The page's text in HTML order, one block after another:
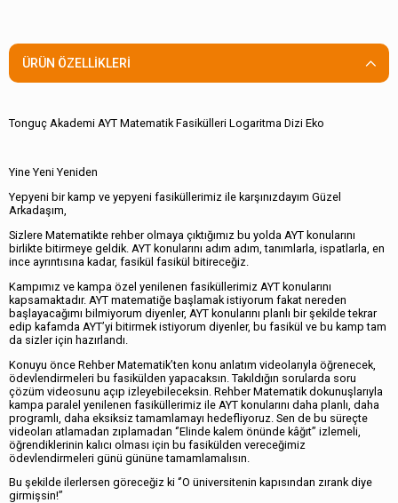
ÜRÜN ÖZELLIKLERI
Tonguç Akademi AYT Matematik Fasikülleri Logaritma Dizi Eko
Yine Yeni Yeniden
Yepyeni bir kamp ve yepyeni fasiküllerimiz ile karşınızdayım Güzel
Arkadaşım,
Sizlere Matematikte rehber olmaya çıktığımız bu yolda AYT konularını
birlikte bitirmeye geldik. AYT konularını adım adım, tanımlarla, ispatlarla, en
ince ayrıntısına kadar, fasikül fasikül bitireceğiz.
Kampımız ve kampa özel yenilenen fasiküllerimiz AYT konularını
kapsamaktadır. AYT matematiğe başlamak istiyorum fakat nereden
başlayacağımı bilmiyorum diyenler, AYT konularını planlı bir şekilde tekrar
edip kafamda AYT’yi bitirmek istiyorum diyenler, bu fasikül ve bu kamp tam
da sizler için hazırlandı.
Konuyu önce Rehber Matematik’ten konu anlatım videolarıyla öğrenecek,
ödevlendirmeleri bu fasikülden yapacaksın. Takıldığın sorularda soru
çözüm videosunu açıp izleyebileceksin. Rehber Matematik dokunuşlarıyla
kampa paralel yenilenen fasiküllerimiz ile AYT konularını daha planlı, daha
programlı, daha eksiksiz tamamlamayı hedefliyoruz. Sen de bu süreçte
videoları atlamadan zıplamadan ‘’Elinde kalem önünde kâğıt’’ izlemeli,
öğrendiklerinin kalıcı olması için bu fasikülden vereceğimiz
ödevlendirmeleri günü gününe tamamlamalısın.
Bu şekilde ilerlersen göreceğiz ki ‘’O üniversitenin kapısından zırank diye
girmişsin!’’